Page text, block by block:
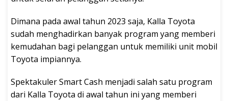
Dimana pada awal tahun 2023 saja, Kalla Toyota
sudah menghadirkan banyak program yang memberi
kemudahan bagi pelanggan untuk memiliki unit mobil
Toyota impiannya.
Spektakuler Smart Cash menjadi salah satu program
dari Kalla Toyota di awal tahun ini yang memberi